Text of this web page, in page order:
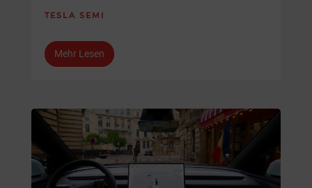
TESLA SEMI
Mehr Lesen